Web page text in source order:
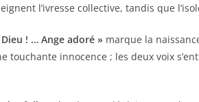
l’ivresse collective, tandis que
! … Ange adoré » marque la
touchante innocence ; les deux voix